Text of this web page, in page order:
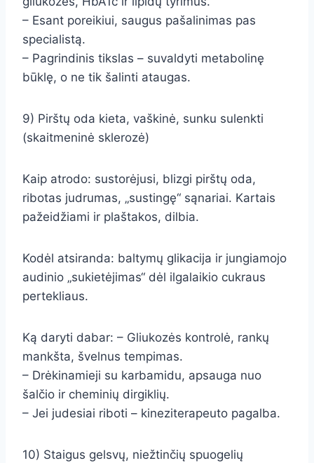
– Esant poreikiui, saugus pašalinimas pas
specialistą.
– Pagrindinis tikslas – suvaldyti metabolinę
būklę, o ne tik šalinti ataugas.
9) Pirštų oda kieta, vaškinė, sunku sulenkti
(skaitmeninė sklerozė)
Kaip atrodo: sustorėjusi, blizgi pirštų oda,
ribotas judrumas, „sustingę“ sąnariai. Kartais
pažeidžiami ir plaštakos, dilbia.
Kodėl atsiranda: baltymų glikacija ir jungiamojo
audinio „sukietėjimas“ dėl ilgalaikio cukraus
pertekliaus.
Ką daryti dabar: – Gliukozės kontrolė, rankų
mankšta, švelnus tempimas.
– Drėkinamieji su karbamidu, apsauga nuo
šalčio ir cheminių dirgiklių.
– Jei judesiai riboti – kineziterapeuto pagalba.
10) Staigus gelsvų, niežtinčių spuogelių